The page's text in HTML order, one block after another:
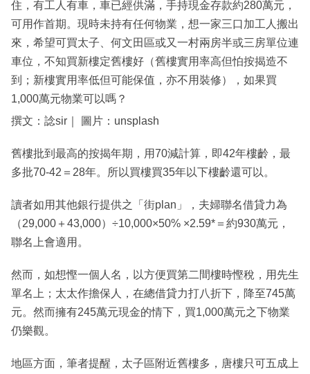
住，有工人有車，車已經供滿，手持現金存款約280萬元，
可用作首期。現時未持有任何物業，想一家三口加工人搬出
來，希望可買太子、何文田區或又一村兩房半或三房單位連
車位，不知買新樓定舊樓好（舊樓實用率高但怕按揭造不
到；新樓實用率低但可能保值，亦不用裝修），如果買
1,000萬元物業可以嗎？
撰文：諗sir｜ 圖片：unsplash
舊樓批到最高的按揭年期，用70減計算，即42年樓齡，最
多批70-42＝28年。所以買樓買35年以下樓齡還可以。
讀者如用其他銀行提供之「街plan」，夫婦聯名借貸力為
（29,000＋43,000）÷10,000×50% ×2.59*＝約930萬元，
聯名上會適用。
然而，如想慳一個人名，以方便買第二間樓時慳稅，用先生
單名上；太太作擔保人，在總借貸力打八折下，降至745萬
元。然而擁有245萬元現金的情下，買1,000萬元之下物業
仍樂觀。
地區方面，筆者提醒，太子區附近舊樓多，唐樓只可五成上